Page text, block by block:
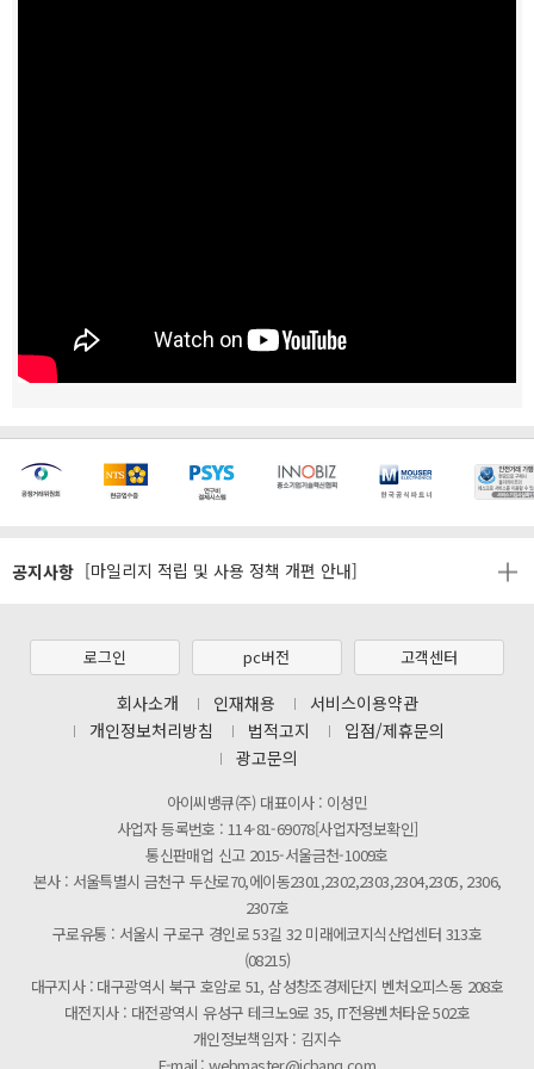
공지사항 [2026년 8월 신용카드 무이자 행사 안내]
[마일리지 적립 및 사용 정책 개편 안내]
[2026년 8월 신용카드 무이자 행사 안내]
제31기 정기주주총회 소집통지서
로그인 pc버전 고객센터
회사소개 인재채용
서비스이용약관
개인정보처리방침
법적고지
입점/제휴문의
광고문의
아이씨뱅큐(주) 대표이사 : 이성민
사업자 등록번호 : 114-81-69078[사업자정보확인]
통신판매업 신고 2015-서울금천-1009호
본사 : 서울특별시 금천구 두산로70,에이동2301,2302,2303,2304,2305, 2306,
2307호
구로유통 : 서울시 구로구 경인로 53길 32 미래에코지식산업센터 313호
(08215)
대구지사 : 대구광역시 북구 호암로 51, 삼성창조경제단지 벤처오피스동 208호
대전지사 : 대전광역시 유성구 테크노9로 35, IT전용벤처타운 502호
개인정보책임자 : 김지수